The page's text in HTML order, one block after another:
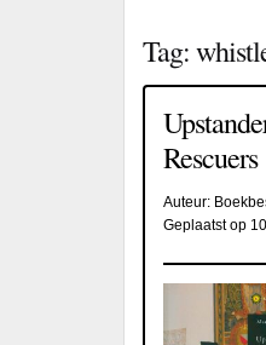
Tag:
Rescuers
Auteur:
Geplaatst op